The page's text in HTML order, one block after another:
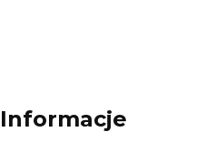
Informacje